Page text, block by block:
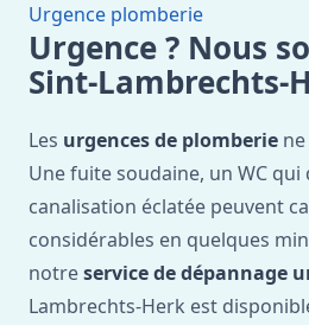
Urgence plomberie
Urgence ? Nous
Sint-Lambrechts-
Les urgences de plomberie
Une fuite soudaine, un WC
canalisation éclatée peuvent
considérables en quelques
notreservice de dépannage
Lambrechts-Herk est